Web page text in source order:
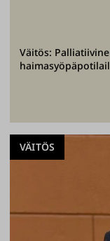
Väitös:
VÄITÖS